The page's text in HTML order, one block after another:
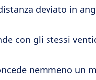
deviato in
con gli stessi
nemmeno un